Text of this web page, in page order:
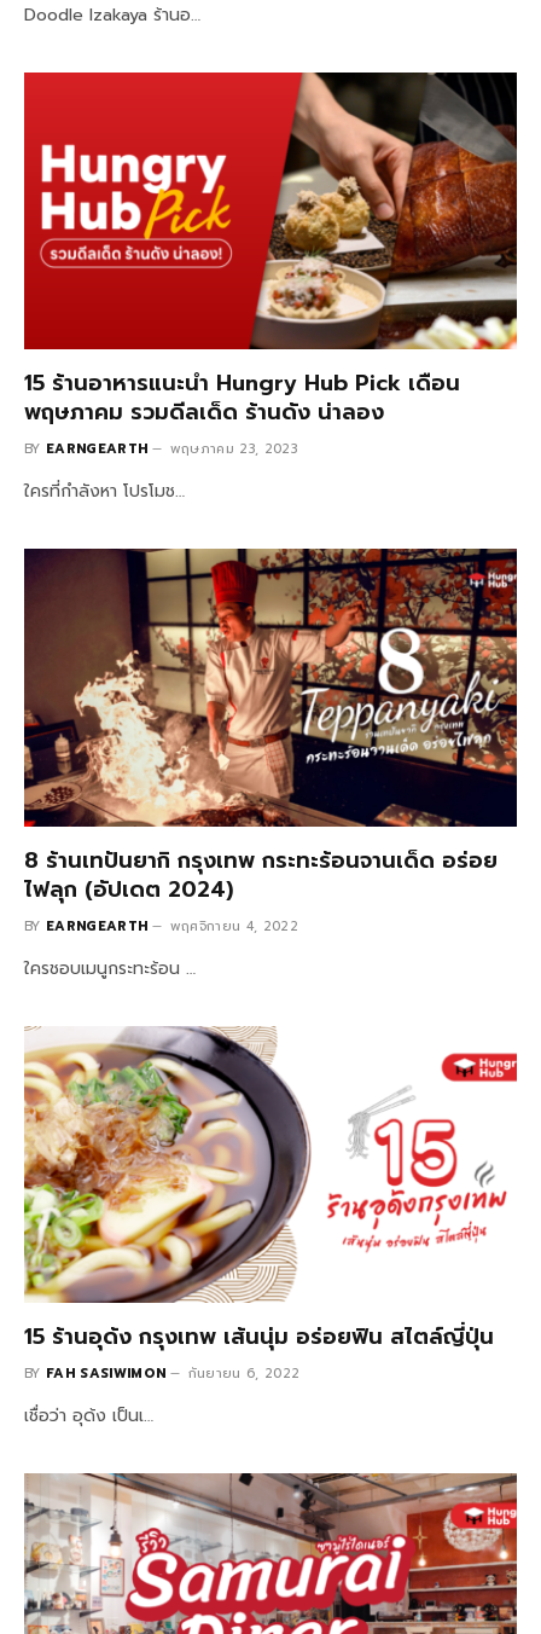
Doodle Izakaya ร้านอ…
15 ร้านอาหารแนะนำ Hungry Hub Pick เดือน
พฤษภาคม รวมดีลเด็ด ร้านดัง น่าลอง
BY EARNGEARTH พฤษภาคม 23, 2023
ใครที่กำลังหา โปรโมช…
8 ร้านเทปันยากิ กรุงเทพ กระทะร้อนจานเด็ด อร่อย
ไฟลุก (อัปเดต 2024)
BY EARNGEARTH พฤศจิกายน 4, 2022
ใครชอบเมนูกระทะร้อน …
15 ร้านอุด้ง กรุงเทพ เส้นนุ่ม อร่อยฟิน สไตล์ญี่ปุ่น
BY FAH SASIWIMON กันยายน 6, 2022
เชื่อว่า อุด้ง เป็นเ…